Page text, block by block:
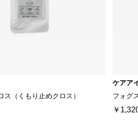
ス（くもり止めクロス）
ケアア
フォグ
￥